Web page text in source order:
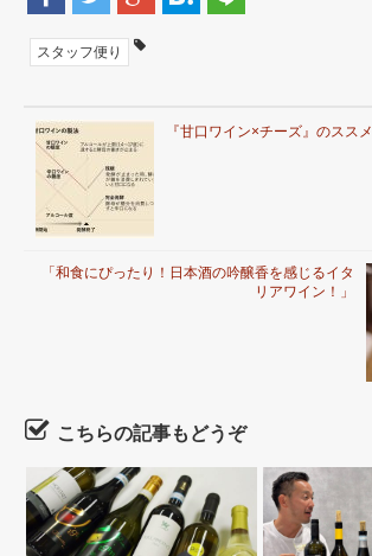
スタッフ便り
『甘口ワイン×チーズ』のススメ
「和食にぴったり！日本酒の吟醸香を感じるイタ
リアワイン！」
こちらの記事もどうぞ